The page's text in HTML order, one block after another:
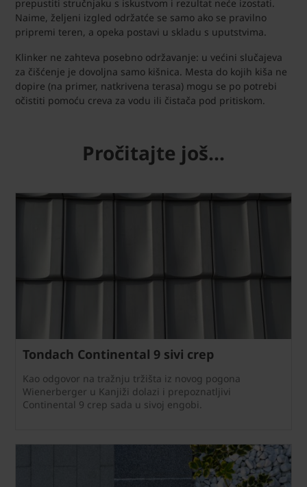
prepustiti stručnjaku s iskustvom i rezultat neće izostati.
Naime, željeni izgled održatće se samo ako se pravilno
pripremi teren, a opeka postavi u skladu s uputstvima.
Klinker ne zahteva posebno održavanje: u većini slučajeva
za čišćenje je dovoljna samo kišnica. Mesta do kojih kiša ne
dopire (na primer, natkrivena terasa) mogu se po potrebi
očistiti pomoću creva za vodu ili čistača pod pritiskom.
Pročitajte još...
Tondach Continental 9 sivi crep
Kao odgovor na tražnju tržišta iz novog pogona
Wienerberger u Kanjiži dolazi i prepoznatljivi
Continental 9 crep sada u sivoj engobi.